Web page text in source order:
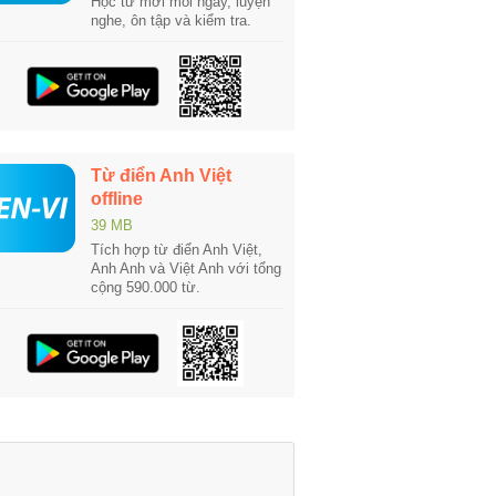
nghe, ôn tập và kiểm tra.
Từ điển Anh Việt
offline
39 MB
Tích hợp từ điển Anh Việt,
Anh Anh và Việt Anh với tổng
cộng 590.000 từ.